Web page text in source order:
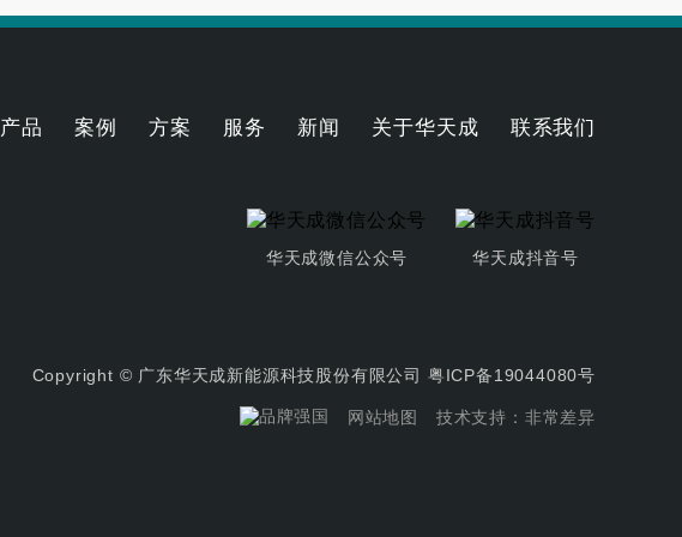
产品 案例 方案 服务 新闻 关于华天成 联系我们
华天成抖音号
华天成微信公众号
Copyright © 广东华天成新能源科技股份有限公司 粤ICP备19044080号
网站地图 技术支持：非常差异